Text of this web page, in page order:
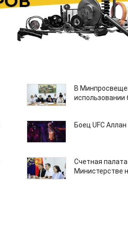
В
Боец UFC
Счетная
Министерстве